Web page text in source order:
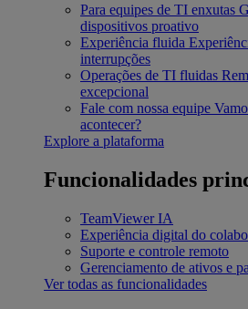
Para equipes de TI enxutas
dispositivos proativo
Experiência fluida
interrupções
Operações de TI fluidas
excepcional
Fale com nossa equipe
acontecer?
Explore a plataforma
Funcionalidades
TeamViewer IA
Experiência digital do
Suporte e controle remoto
Gerenciamento de ativos e
Ver todas as funcionalidades